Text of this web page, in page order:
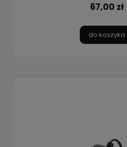
67,00 zł
do koszyka